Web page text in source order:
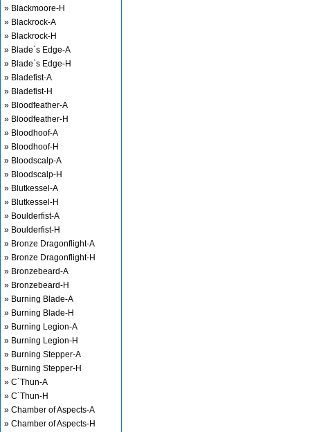
» Blackmoore-H
» Blackrock-A
» Blackrock-H
» Blade`s Edge-A
» Blade`s Edge-H
» Bladefist-A
» Bladefist-H
» Bloodfeather-A
» Bloodfeather-H
» Bloodhoof-A
» Bloodhoof-H
» Bloodscalp-A
» Bloodscalp-H
» Blutkessel-A
» Blutkessel-H
» Boulderfist-A
» Boulderfist-H
» Bronze Dragonflight-A
» Bronze Dragonflight-H
» Bronzebeard-A
» Bronzebeard-H
» Burning Blade-A
» Burning Blade-H
» Burning Legion-A
» Burning Legion-H
» Burning Stepper-A
» Burning Stepper-H
» C`Thun-A
» C`Thun-H
» Chamber of Aspects-A
» Chamber of Aspects-H